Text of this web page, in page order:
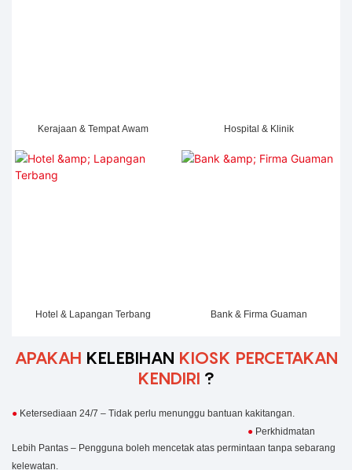
Kerajaan & Tempat Awam Hospital & Klinik
Hotel & Lapangan Terbang Bank & Firma Guaman
APAKAH KELEBIHAN KIOSK PERCETAKAN
KENDIRI ?
● Ketersediaan 24/7 – Tidak perlu menunggu bantuan kakitangan.
● Perkhidmatan
Lebih Pantas – Pengguna boleh mencetak atas permintaan tanpa sebarang
kelewatan.